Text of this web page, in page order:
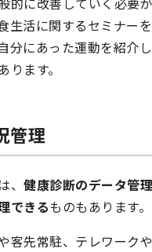
生活に関するセミナー
分にあった運動を紹介
ります。
管理
、 健康診断のデータ管
できるものもあります。
客先常駐、テレワーク